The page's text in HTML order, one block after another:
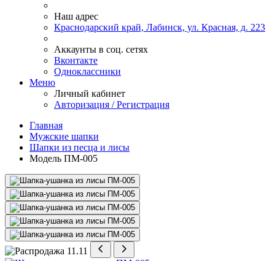
Наш адрес
Краснодарский край, Лабинск, ул. Красная, д. 223
Аккаунты в соц. сетях
Вконтакте
Одноклассники
Меню
Личный кабинет
Авторизация / Регистрация
Главная
Мужские шапки
Шапки из песца и лисы
Модель ПМ-005